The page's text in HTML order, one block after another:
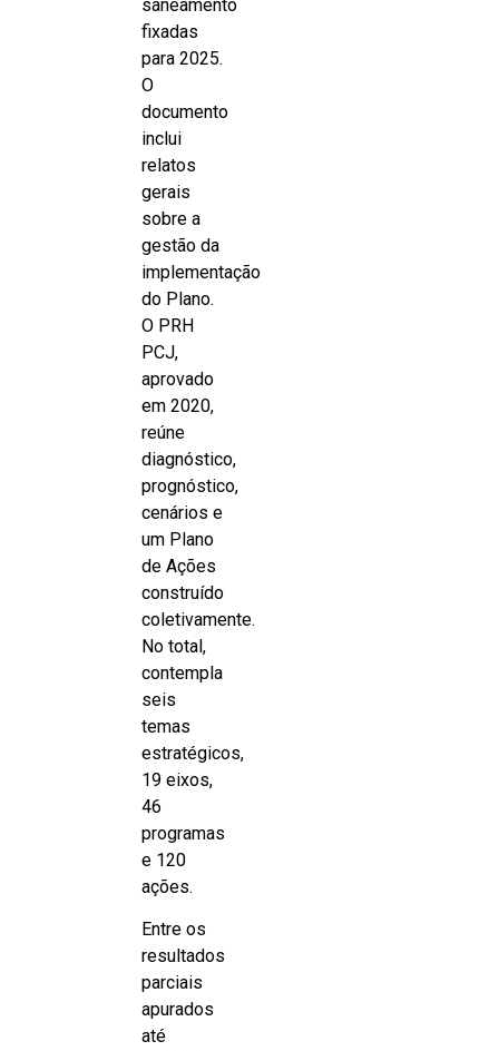
saneamento
fixadas
para 2025.
O
documento
inclui
relatos
gerais
sobre a
gestão da
implementação
do Plano.
O PRH
PCJ,
aprovado
em 2020,
reúne
diagnóstico,
prognóstico,
cenários e
um Plano
de Ações
construído
coletivamente.
No total,
contempla
seis
temas
estratégicos,
19 eixos,
46
programas
e 120
ações.
Entre os
resultados
parciais
apurados
até